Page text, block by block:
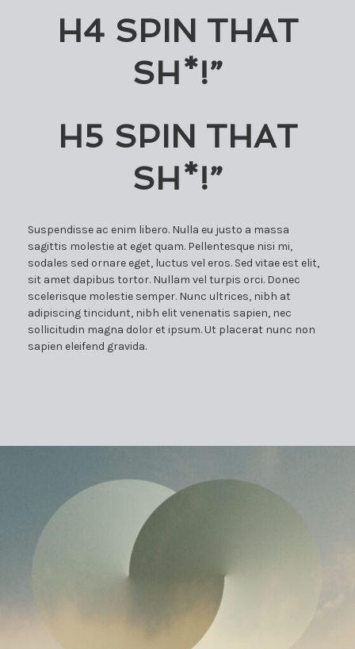
H4 SPIN THAT
SH*!”
H5 SPIN THAT
SH*!”
Suspendisse ac enim libero. Nulla eu justo a massa
sagittis molestie at eget quam. Pellentesque nisi mi,
sodales sed ornare eget, luctus vel eros. Sed vitae est elit,
sit amet dapibus tortor. Nullam vel turpis orci. Donec
scelerisque molestie semper. Nunc ultrices, nibh at
adipiscing tincidunt, nibh elit venenatis sapien, nec
sollicitudin magna dolor et ipsum. Ut placerat nunc non
sapien eleifend gravida.